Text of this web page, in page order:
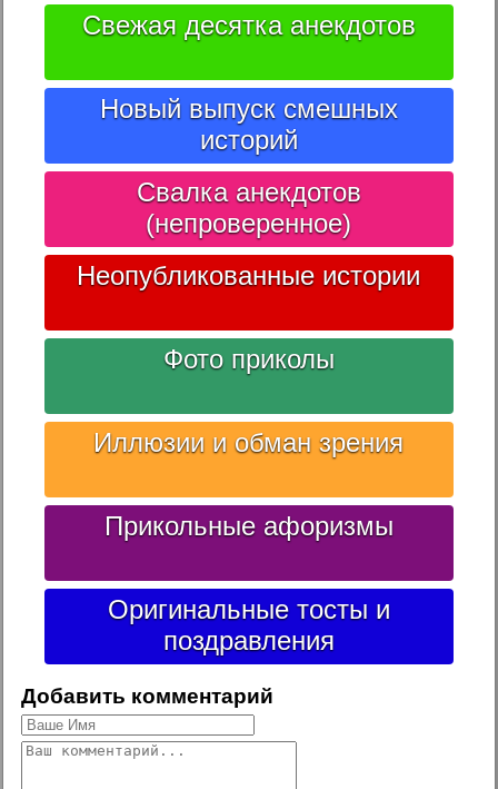
Свежая десятка анекдотов
Новый выпуск смешных
историй
Свалка анекдотов
(непроверенное)
Неопубликованные истории
Фото приколы
Иллюзии и обман зрения
Прикольные афоризмы
Оригинальные тосты и
поздравления
Добавить комментарий